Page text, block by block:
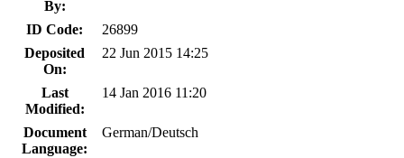
By:
ID Code:
26899
Deposited
On:
22 Jun 2015 14:25
Last
Modified:
14 Jan 2016 11:20
Document
Language:
German/Deutsch